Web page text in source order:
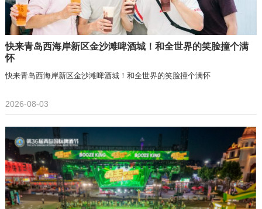
快来青岛西海岸新区金沙滩啤酒城！和全世界的笑脸撞个满
怀
快来青岛西海岸新区金沙滩啤酒城！和全世界的笑脸撞个满怀
2026-08-03